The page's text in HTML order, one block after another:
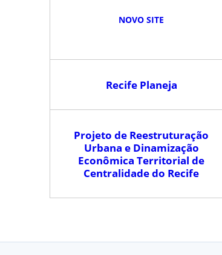
NOVO SITE
Recife Planeja
Projeto de Reestruturação
Urbana e Dinamização
Econômica Territorial de
Centralidade do Recife